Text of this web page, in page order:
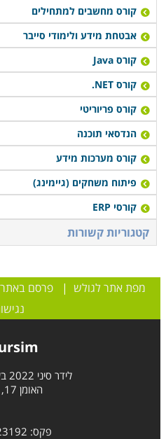
קורס מחשבים למתחילים
אבטחת מידע ולימודי סייבר
קורס Java
קורס NET.
קורס פריוריטי
הנדסאי תוכנה
קורס מערכות מידע
פיתוח משחקים (גיימינג)
קורסי ERP
קטגוריות קשורות
מפת אתר לגולש |פרסם באתר
לידר סיני 2022 בע"מ (קורסים)
האומן 17, חדרה
פקס: 04-6323192